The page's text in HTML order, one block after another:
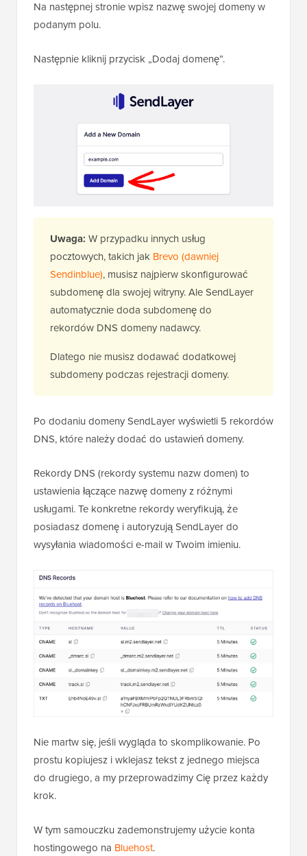
Na następnej stronie wpisz nazwę swojej domeny w
podanym polu.
Następnie kliknij przycisk „Dodaj domenę”.
Uwaga: W przypadku innych usług
pocztowych, takich jak Brevo (dawniej
Sendinblue), musisz najpierw skonfigurować
subdomenę dla swojej witryny. Ale SendLayer
automatycznie doda subdomenę do
rekordów DNS domeny nadawcy.
Dlatego nie musisz dodawać dodatkowej
subdomeny podczas rejestracji domeny.
Po dodaniu domeny SendLayer wyświetli 5 rekordów
DNS, które należy dodać do ustawień domeny.
Rekordy DNS (rekordy systemu nazw domen) to
ustawienia łączące nazwę domeny z różnymi
usługami. Te konkretne rekordy weryfikują, że
posiadasz domenę i autoryzują SendLayer do
wysyłania wiadomości e-mail w Twoim imieniu.
Nie martw się, jeśli wygląda to skomplikowanie. Po
prostu kopiujesz i wklejasz tekst z jednego miejsca
do drugiego, a my przeprowadzimy Cię przez każdy
krok.
W tym samouczku zademonstrujemy użycie konta
hostingowego na Bluehost.